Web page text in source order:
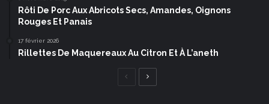
Rôti De Porc Aux Abricots Secs, Amandes, Oignons
Rouges Et Panais
17 février 2026
Rillettes De Maquereaux Au Citron Et À L’aneth
Page